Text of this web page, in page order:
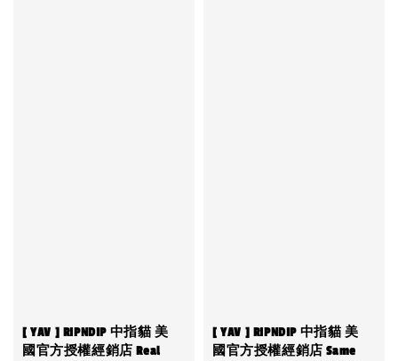
[ YAV ] RIPNDIP 中指貓 美
國官方授權經銷店 Real
[ YAV ] RIPNDIP 中指貓 美
國官方授權經銷店 Same